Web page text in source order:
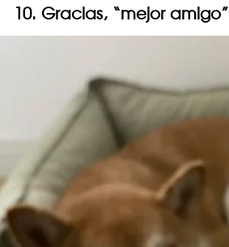
10. Gracias, “mejor amigo”